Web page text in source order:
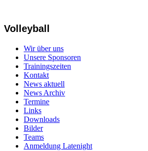
Volleyball
Wir über uns
Unsere Sponsoren
Trainingszeiten
Kontakt
News aktuell
News Archiv
Termine
Links
Downloads
Bilder
Teams
Anmeldung Latenight